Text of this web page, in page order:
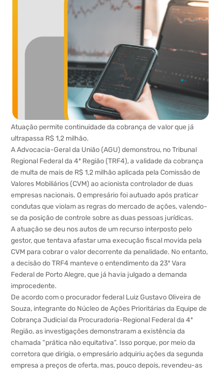
Atuação permite continuidade da cobrança de valor que já
ultrapassa R$ 1,2 milhão.
A Advocacia-Geral da União (AGU) demonstrou, no Tribunal
Regional Federal da 4ª Região (TRF4), a validade da cobrança
de multa de mais de R$ 1,2 milhão aplicada pela Comissão de
Valores Mobiliários (CVM) ao acionista controlador de duas
empresas nacionais. O empresário foi autuado após praticar
condutas que violam as regras do mercado de ações, valendo-
se da posição de controle sobre as duas pessoas jurídicas.
A atuação se deu nos autos de um recurso interposto pelo
gestor, que tentava afastar uma execução fiscal movida pela
CVM para cobrar o valor decorrente da penalidade. No entanto,
a decisão do TRF4 manteve o entendimento da 23ª Vara
Federal de Porto Alegre, que já havia julgado a demanda
improcedente.
De acordo com o procurador federal Luiz Gustavo Oliveira de
Souza, integrante do Núcleo de Ações Prioritárias da Equipe de
Cobrança Judicial da Procuradoria-Regional Federal da 4ª
Região, as investigações demonstraram a existência da
chamada “prática não equitativa”. Isso porque, por meio da
corretora que dirigia, o empresário adquiriu ações da segunda
empresa a preços de oferta, mas, pouco depois, revendeu-as